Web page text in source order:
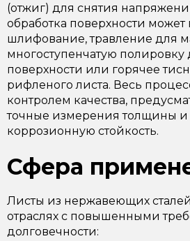
(отжиг) для снятия
обработка поверхности может
шлифование, травление для
многоступенчатую полировку
поверхности или горячее
рифленого листа. Весь
контролем качества,
точные измерения толщины и
коррозионную стойкость.
Сфера
Листы из нержавеющих
отраслях с повышенными
долговечности: